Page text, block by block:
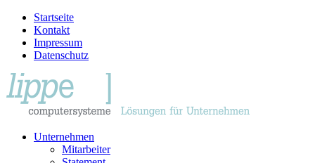
Startseite
Kontakt
Impressum
Datenschutz
Unternehmen
Mitarbeiter